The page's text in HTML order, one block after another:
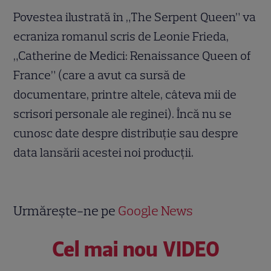
Povestea ilustrată în „The Serpent Queen” va
ecraniza romanul scris de Leonie Frieda,
„Catherine de Medici: Renaissance Queen of
France” (care a avut ca sursă de
documentare, printre altele, câteva mii de
scrisori personale ale reginei). Încă nu se
cunosc date despre distribuție sau despre
data lansării acestei noi producții.
Urmărește-ne pe Google News
Cel mai nou VIDEO